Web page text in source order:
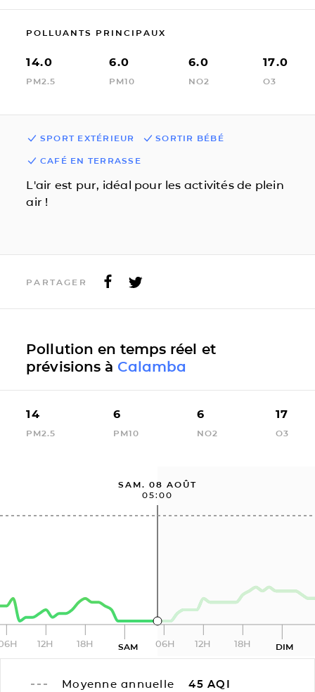
POLLUANTS PRINCIPAUX
14.0
PM2.5
6.0
PM10
6.0
NO2
17.0
O3
SPORT EXTÉRIEUR SORTIR BÉBÉ
CAFÉ EN TERRASSE
L'air est pur, idéal pour les activités de plein
air !
PARTAGER
Pollution en temps réel et
prévisions à Calamba
14
PM2.5
6
PM10
6
NO2
17
O3
SAM. 08 AOÛT
05:00
12H 18H SAM 06H 12H 18H DIM
Moyenne annuelle 45 AQI